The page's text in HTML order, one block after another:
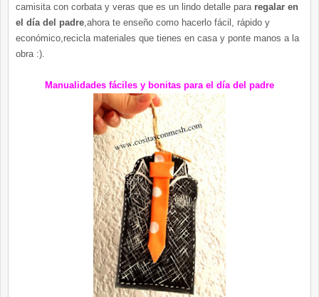
camisita con corbata y veras que es un lindo detalle para regalar en
el día del padre ,ahora te enseño como hacerlo fácil, rápido y
económico,recicla materiales que tienes en casa y ponte manos a la
obra :).
Manualidades fáciles y bonitas para el día del padre